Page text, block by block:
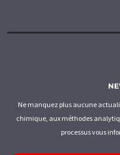
Ne manquez plus aucune
chimique, aux méthodes
processus vous